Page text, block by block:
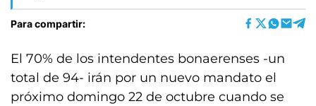
Para compartir:
El 70% de los intendentes bonaerenses -un
total de 94- irán por un nuevo mandato el
próximo domingo 22 de octubre cuando se